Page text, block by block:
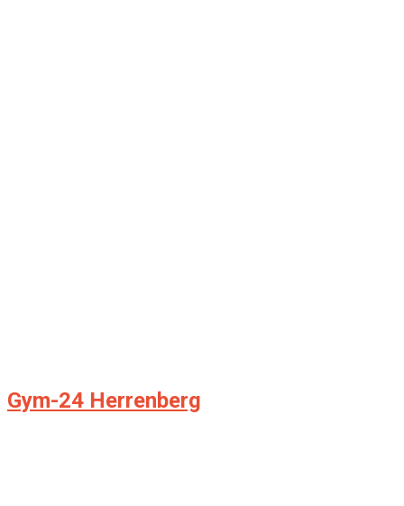
Gym-24 Herrenberg